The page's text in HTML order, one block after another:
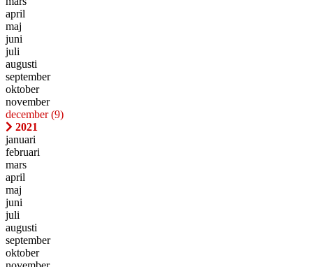
april
maj
juni
juli
augusti
september
oktober
november
december(9)
2021
januari
februari
mars
april
maj
juni
juli
augusti
september
oktober